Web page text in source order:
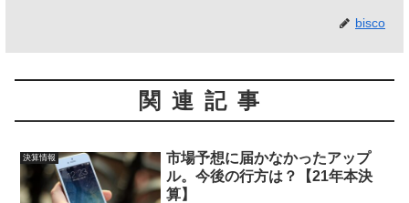
bisco
関連記事
決算情報
市場予想に届かなかったアップ
ル。今後の行方は？【21年本決
算】